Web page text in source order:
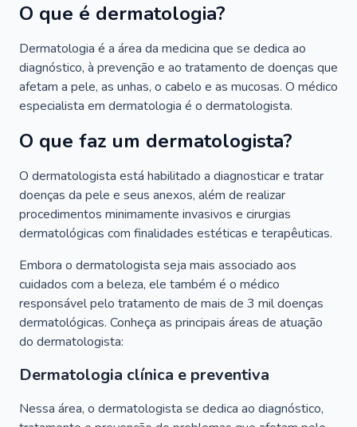
O que é dermatologia?
Dermatologia é a área da medicina que se dedica ao
diagnóstico, à prevenção e ao tratamento de doenças que
afetam a pele, as unhas, o cabelo e as mucosas. O médico
especialista em dermatologia é o dermatologista.
O que faz um dermatologista?
O dermatologista está habilitado a diagnosticar e tratar
doenças da pele e seus anexos, além de realizar
procedimentos minimamente invasivos e cirurgias
dermatológicas com finalidades estéticas e terapêuticas.
Embora o dermatologista seja mais associado aos
cuidados com a beleza, ele também é o médico
responsável pelo tratamento de mais de 3 mil doenças
dermatológicas. Conheça as principais áreas de atuação
do dermatologista:
Dermatologia clínica e preventiva
Nessa área, o dermatologista se dedica ao diagnóstico,